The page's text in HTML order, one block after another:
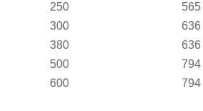
250
565
300
636
380
636
500
794
600
794